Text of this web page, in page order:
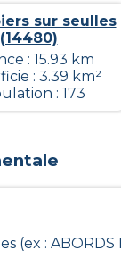
sur seulles
(14480)
: 15.93 km
: 3.39 km²
: 173
(ex : ABORDS